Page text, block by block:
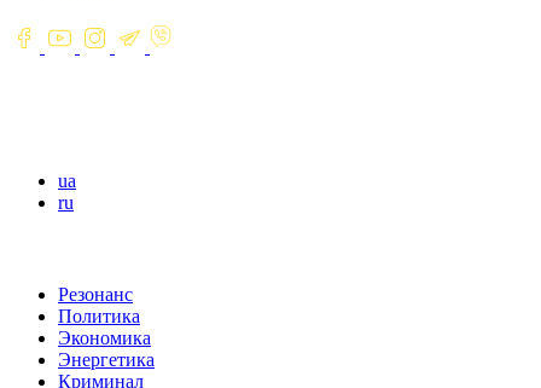
ua
ru
Резонанс
Политика
Экономика
Энергетика
Криминал